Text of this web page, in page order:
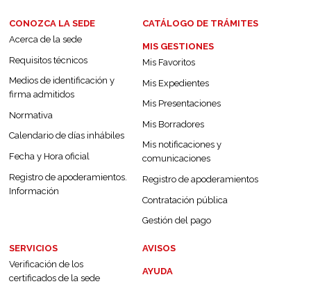
CONOZCA LA SEDE
Acerca de la sede
Requisitos técnicos
Medios de identificación y
firma admitidos
Normativa
Calendario de días inhábiles
Fecha y Hora oficial
Registro de apoderamientos.
Información
CATÁLOGO DE TRÁMITES
MIS GESTIONES
Mis Favoritos
Mis Expedientes
Mis Presentaciones
Mis Borradores
Mis notificaciones y
comunicaciones
Registro de apoderamientos
Contratación pública
Gestión del pago
SERVICIOS
Verificación de los
certificados de la sede
AVISOS
AYUDA